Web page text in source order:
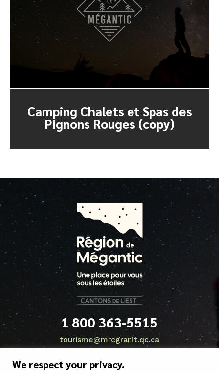
Camping Chalets et Spas des
Pignons Rouges (copy)
1 800 363-5515
tourisme@mrcgranit.qc.ca
We respect your privacy.